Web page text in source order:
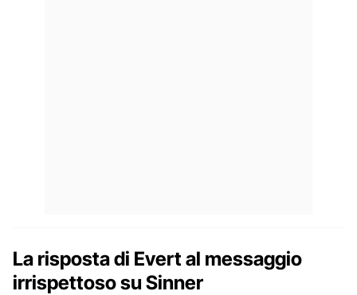
La risposta di Evert al messaggio
irrispettoso su Sinner